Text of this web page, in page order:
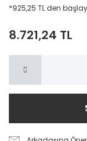
*925,25 TL den
8.721,24 TL